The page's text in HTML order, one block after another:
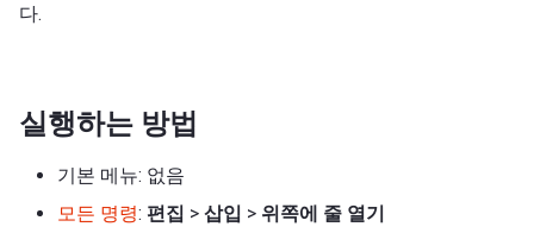
다.
실행하는 방법
기본 메뉴: 없음
모든 명령: 편집 > 삽입 > 위쪽에 줄 열기